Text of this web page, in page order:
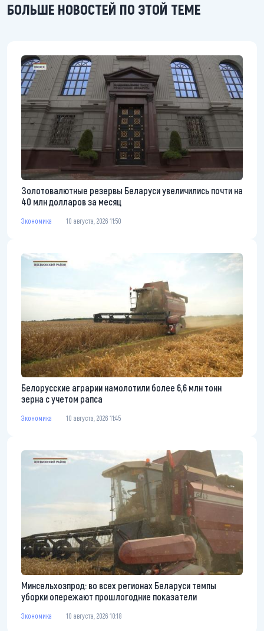
БОЛЬШЕ НОВОСТЕЙ ПО ЭТОЙ ТЕМЕ
Золотовалютные резервы Беларуси увеличились почти на
40 млн долларов за месяц
Экономика 10 августа, 2026 11:50
Белорусские аграрии намолотили более 6,6 млн тонн
зерна с учетом рапса
Экономика 10 августа, 2026 11:45
Минсельхозпрод: во всех регионах Беларуси темпы
уборки опережают прошлогодние показатели
Экономика 10 августа, 2026 10:18